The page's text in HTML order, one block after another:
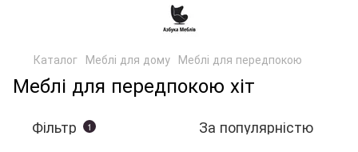
Каталог Меблі для дому Меблі для передпокою
Меблі для передпокою хіт
Фільтр 1 За популярністю